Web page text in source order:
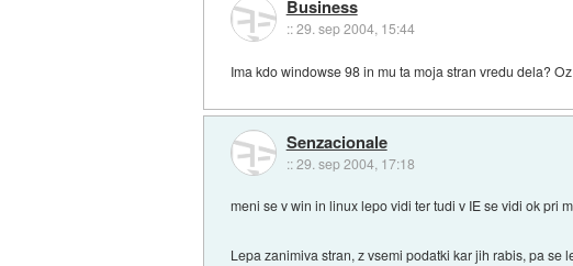
Business
::29. sep 2004, 15:44
Ima kdo windowse 98 in mu ta moja stran vredu dela?
Senzacionale
::29. sep 2004, 17:18
meni se v win in linux lepo vidi ter tudi v IE se vidi ok pri
Lepa zanimiva stran, z vsemi podatki kar jih rabis, pa se